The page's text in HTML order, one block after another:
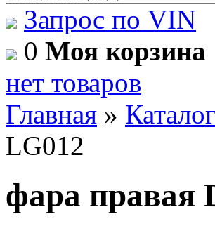
Запрос по VIN
0 Моя корзина
нет товаров
Главная »
LG012
фара правая